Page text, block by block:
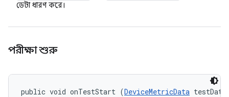
ডেটা ধারণ করে।
পরীক্ষা শুরু
public void onTestStart (DeviceMetricData